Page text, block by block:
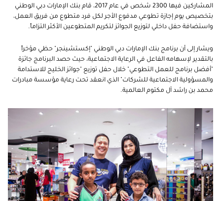
المشاركين فيها 2300 شخص في عام 2017، قام بنك الإمارات دبي الوطني
بتخصيص يوم إجازة تطوعي مدفوع الأجر لكل فرد متطوع من فريق العمل،
واستضافة حفل داخلي لتوزيع الجوائز لتكريم المتطوعين الأكثر التزاماً.
ويشار إلى أن برنامج بنك الإمارات دبي الوطني "إكستشينجر" حظي مؤخراً
بالتقدير لإسهامه الفاعل في الرعاية الاجتماعية، حيث حصد البرنامج جائزة
"أفضل برنامج للعمل التطوعي
خلال حفل توزيع "جوائز الخليج للاستدامة
والمسؤولية الاجتماعية للشركات" الذي انعقد تحت رعاية مؤسسة مبادرات
محمد بن راشد آل مكتوم العالمية.